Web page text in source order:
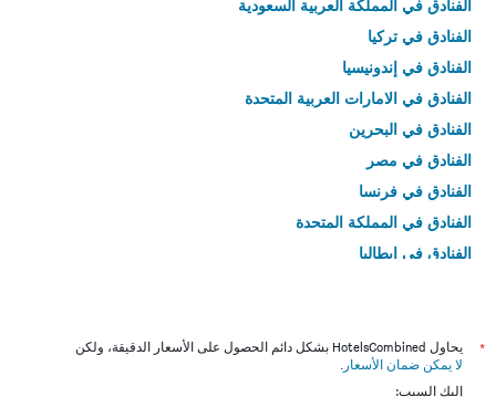
الفنادق في المملكة العربية السعودية
الفنادق في تركيا
الفنادق في إندونيسيا
الفنادق في الامارات العربية المتحدة
الفنادق في البحرين
الفنادق في مصر
الفنادق في فرنسا
الفنادق في المملكة المتحدة
الفنادق في إيطاليا
*
يحاول HotelsCombined بشكل دائم الحصول على الأسعار الدقيقة، ولكن
لا يمكن ضمان الأسعار .
إليك السبب: